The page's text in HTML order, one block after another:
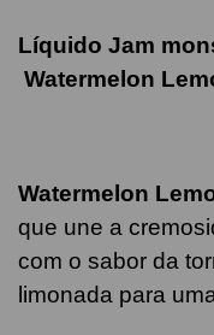
Líquido Jam
Watermelon
Watermelon
que une a
com o sabor da
limonada para